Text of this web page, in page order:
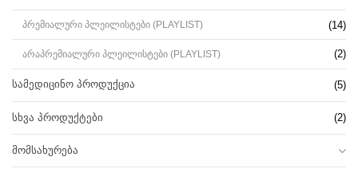
ᲞᲠᲔᲛᲘᲐᲚᲣᲠᲘ ᲞᲚᲔᲘᲚᲘᲡᲢᲔᲑᲘ (PLAYLIST) (14)
ᲐᲠᲐᲞᲠᲔᲛᲘᲐᲚᲣᲠᲘ ᲞᲚᲔᲘᲚᲘᲡᲢᲔᲑᲘ (PLAYLIST) (2)
ᲡᲐᲛᲔᲓᲘᲪᲘᲜᲝ ᲞᲠᲝᲓᲣᲥᲪᲘᲐ (5)
ᲡᲮᲕᲐ ᲞᲠᲝᲓᲣᲥᲢᲔᲑᲘ (2)
ᲛᲝᲛᲡᲐᲮᲣᲠᲔᲑᲐ